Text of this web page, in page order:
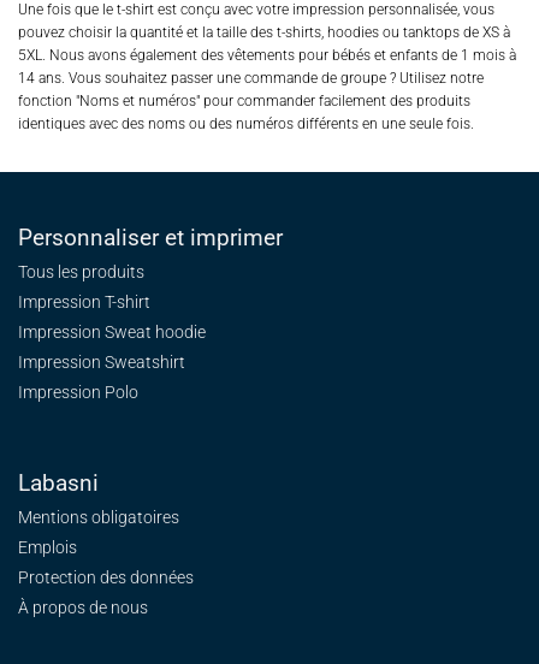
Une fois que le t-shirt est conçu avec votre impression personnalisée, vous
pouvez choisir la quantité et la taille des t-shirts, hoodies ou tanktops de XS à
5XL. Nous avons également des vêtements pour bébés et enfants de 1 mois à
14 ans. Vous souhaitez passer une commande de groupe ? Utilisez notre
fonction "Noms et numéros" pour commander facilement des produits
identiques avec des noms ou des numéros différents en une seule fois.
Personnaliser et imprimer
Tous les produits
Impression T-shirt
Impression Sweat hoodie
Impression Sweatshirt
Impression Polo
Labasni
Mentions obligatoires
Emplois
Protection des données
À propos de nous